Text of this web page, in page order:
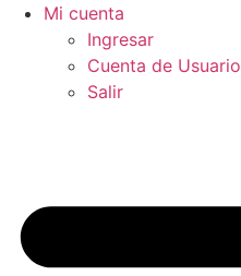
Mi cuenta
Ingresar
Cuenta de Usuario
Salir